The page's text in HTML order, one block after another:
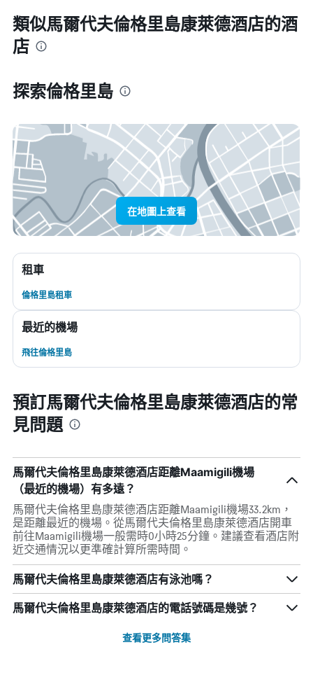
類似馬爾代夫倫格里島康萊德酒店的酒
店
探索倫格里島
在地圖上查看
租車
倫格里島租車
最近的機場
飛往倫格里島
預訂馬爾代夫倫格里島康萊德酒店的常
見問題
馬爾代夫倫格里島康萊德酒店距離Maamigili機場
（最近的機場）有多遠？
馬爾代夫倫格里島康萊德酒店距離Maamigili機場33.2km，
是距離最近的機場。從馬爾代夫倫格里島康萊德酒店開車
前往Maamigili機場一般需時0小時25分鐘。建議查看酒店附
近交通情況以更準確計算所需時間。
馬爾代夫倫格里島康萊德酒店有泳池嗎？
馬爾代夫倫格里島康萊德酒店的電話號碼是幾號？
查看更多問答集